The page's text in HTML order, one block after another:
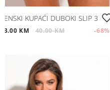
ŽENSKI KUPAĆI DUBOKI SLIP 3
13.00 KM 40.00 KM -68%